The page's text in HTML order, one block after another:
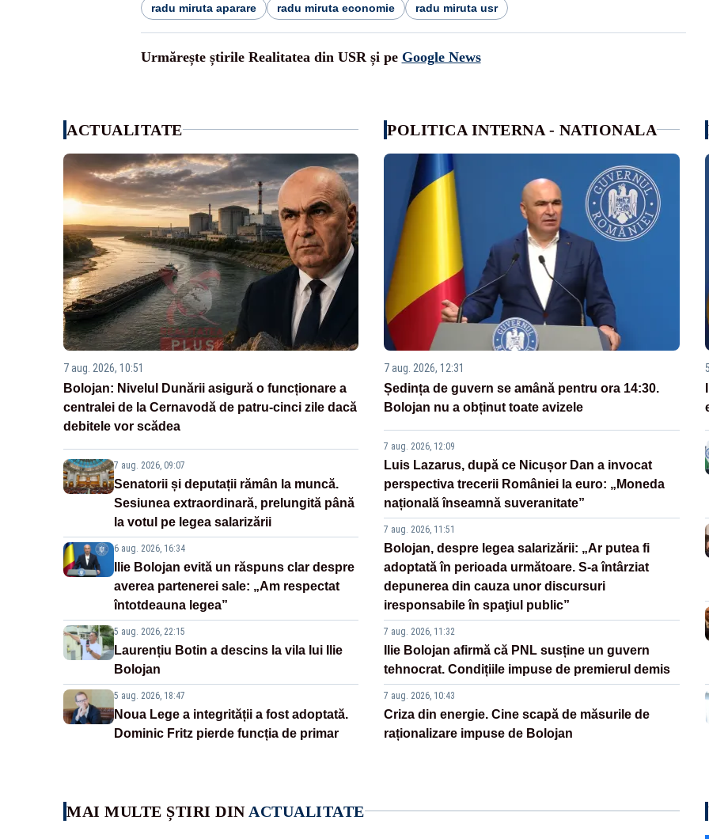
radu miruta aparare radu miruta economie radu miruta usr
Urmărește știrile Realitatea din USR și pe Google News
ACTUALITATE
7 aug. 2026, 10:51
Bolojan: Nivelul Dunării asigură o funcționare a
centralei de la Cernavodă de patru-cinci zile dacă
debitele vor scădea
7 aug. 2026, 09:07
Senatorii și deputații rămân la muncă.
Sesiunea extraordinară, prelungită până
la votul pe legea salarizării
6 aug. 2026, 16:34
Ilie Bolojan evită un răspuns clar despre
averea partenerei sale: „Am respectat
întotdeauna legea”
5 aug. 2026, 22:15
Laurențiu Botin a descins la vila lui Ilie
Bolojan
5 aug. 2026, 18:47
Noua Lege a integrității a fost adoptată.
Dominic Fritz pierde funcția de primar
POLITICA INTERNA - NATIONALA
7 aug. 2026, 12:31
Ședința de guvern se amână pentru ora 14:30.
Bolojan nu a obținut toate avizele
7 aug. 2026, 12:09
Luis Lazarus, după ce Nicușor Dan a invocat
perspectiva trecerii României la euro: „Moneda
națională înseamnă suveranitate”
7 aug. 2026, 11:51
Bolojan, despre legea salarizării: „Ar putea fi
adoptată în perioada următoare. S-a întârziat
depunerea din cauza unor discursuri
iresponsabile în spaţiul public”
7 aug. 2026, 11:32
Ilie Bolojan afirmă că PNL susține un guvern
tehnocrat. Condițiile impuse de premierul demis
7 aug. 2026, 10:43
Criza din energie. Cine scapă de măsurile de
raționalizare impuse de Bolojan
MAI MULTE ȘTIRI DIN ACTUALITATE